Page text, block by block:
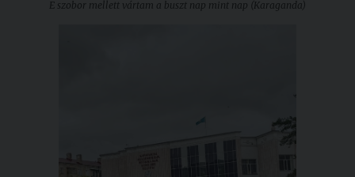
E szobor mellett vártam a buszt nap mint nap (Karaganda)